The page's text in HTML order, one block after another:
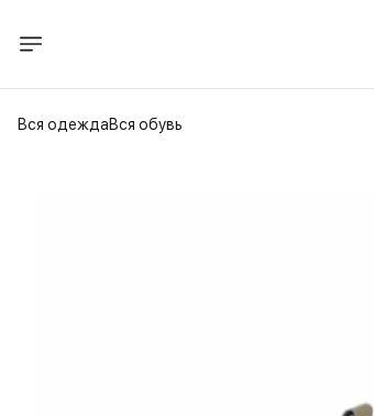
Вся одеждаВся обувь